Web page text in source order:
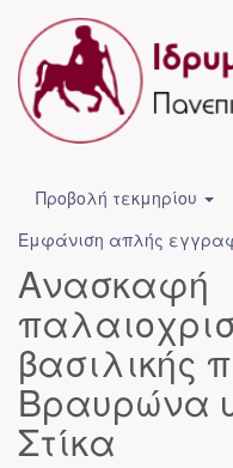
Προβολή τεκμηρίου
Εμφάνιση απλής
Ανασκαφή
βασιλικής
Βραυρώνα
Στίκα